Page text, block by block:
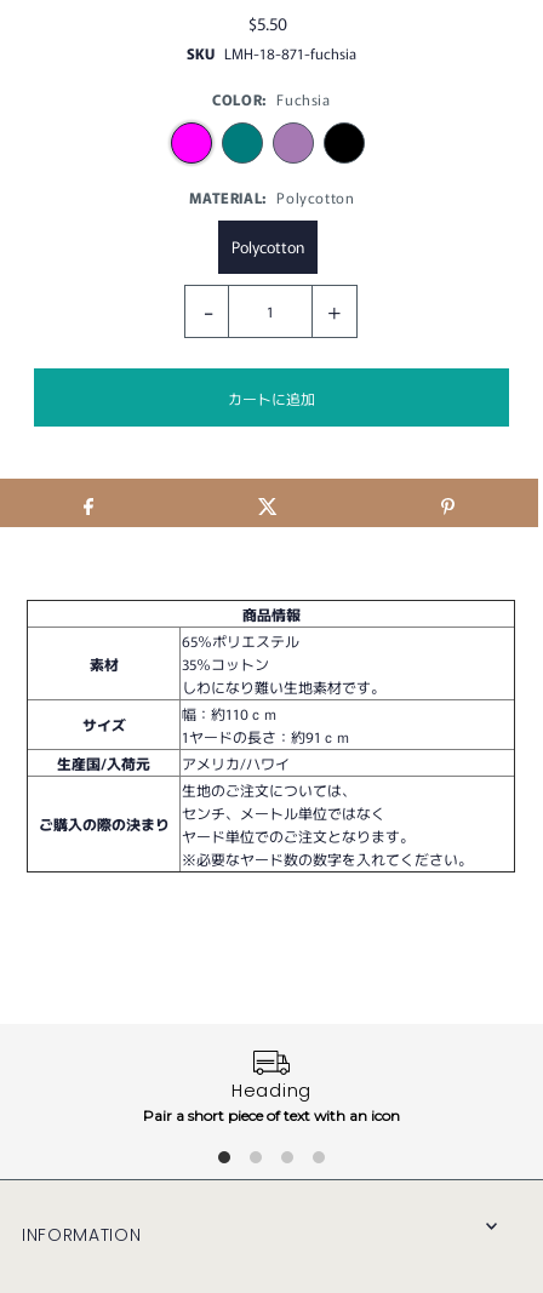
$5.50
SKU LMH-18-871-fuchsia
COLOR: Fuchsia
MATERIAL: Polycotton
Polycotton
- +
商品情報
素材
65％ポリエステル
35％コットン
しわになり難い生地素材です。
サイズ
幅：約110ｃｍ
1ヤードの長さ：約91ｃｍ
生産国/入荷元
アメリカ/ハワイ
ご購入の際の決まり
生地のご注文については、
センチ、メートル単位ではなく
ヤード単位でのご注文となります。
※必要なヤード数の数字を入れてください。
Heading
Pair a short piece of text with an icon
INFORMATION